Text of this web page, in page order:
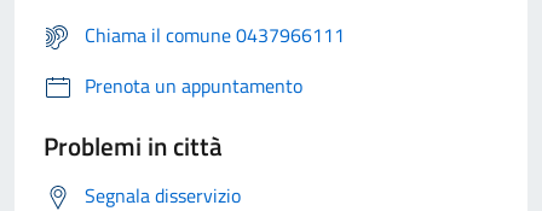
Chiama il comune 0437966111
Prenota un appuntamento
Problemi in città
Segnala disservizio